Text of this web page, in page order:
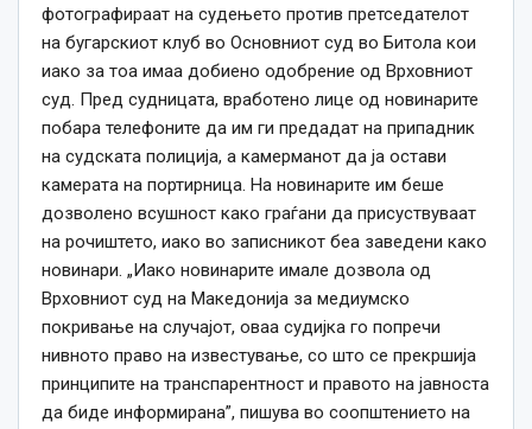
фотографираат на судењето против претседателот
нa бугарскиот клуб во Основниот суд во Битола кои
иако за тоа имаа добиено одобрение од Врховниот
суд. Пред судницата, вработено лице од новинарите
побара телефоните да им ги предадат на припадник
на судската полиција, а камерманот да ја остави
камерата на портирница. На новинарите им беше
дозволено всушност како граѓани да присуствуваат
на рочиштето, иако во записникот беа заведени како
новинари. „Иако новинарите имале дозвола од
Врховниот суд на Македонија за медиумско
покривање на случајот, оваа судијка го попречи
нивното право на известување, со што се прекршија
принципите на транспарентност и правото на јавноста
да биде информирана”, пишува во соопштението на